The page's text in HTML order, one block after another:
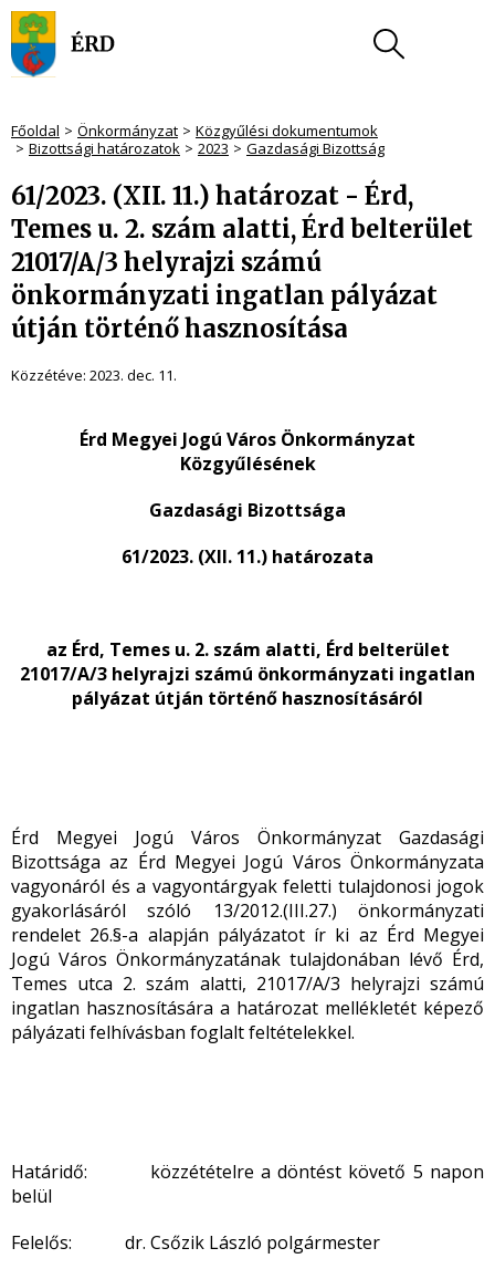
Főoldal Önkormányzat
Közgyűlési dokumentumok
Bizottsági határozatok
2023 Gazdasági Bizottság
61/2023. (XII. 11.) határozat - Érd,
Temes u. 2. szám alatti, Érd belterület
21017/A/3 helyrajzi számú
önkormányzati ingatlan pályázat
útján történő hasznosítása
Közzétéve: 2023. dec. 11.
Érd Megyei Jogú Város Önkormányzat
Közgyűlésének
Gazdasági Bizottsága
61/2023. (XII. 11.) határozata
az Érd, Temes u. 2. szám alatti, Érd belterület
21017/A/3 helyrajzi számú önkormányzati ingatlan
pályázat útján történő hasznosításáról
Érd Megyei Jogú Város Önkormányzat Gazdasági
Bizottsága az Érd Megyei Jogú Város Önkormányzata
vagyonáról és a vagyontárgyak feletti tulajdonosi jogok
gyakorlásáról szóló 13/2012.(III.27.) önkormányzati
rendelet 26.§-a alapján pályázatot ír ki az Érd Megyei
Jogú Város Önkormányzatának tulajdonában lévő Érd,
Temes utca 2. szám alatti, 21017/A/3 helyrajzi számú
ingatlan hasznosítására a határozat mellékletét képező
pályázati felhívásban foglalt feltételekkel.
Határidő: közzétételre a döntést követő 5 napon
belül
Felelős: dr. Csőzik László polgármester